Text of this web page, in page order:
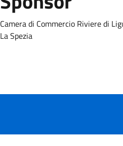
Camera di Commercio Riviere di
La Spezia